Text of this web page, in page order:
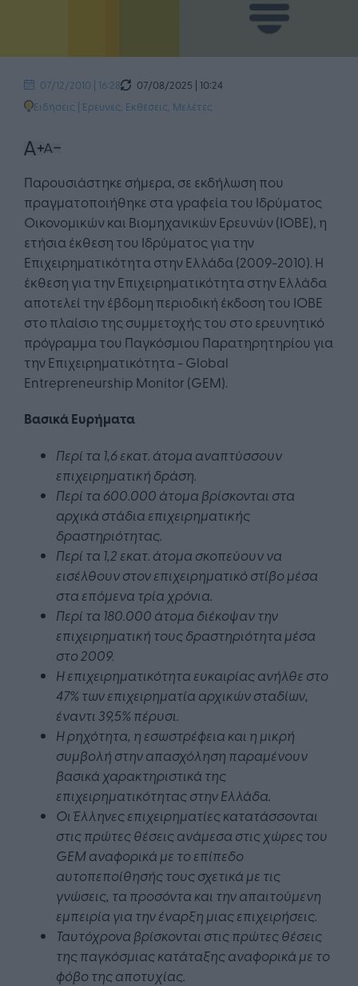
07/12/2010 | 16:28
07/08/2025 | 10:24
Ειδήσεις |Έρευνες, Εκθέσεις, Μελέτες
Παρουσιάστηκε σήμερα, σε εκδήλωση που
πραγματοποιήθηκε στα γραφεία του Ιδρύματος
Οικονομικών και Βιομηχανικών Ερευνών (ΙΟΒΕ), η
ετήσια έκθεση του Ιδρύματος για την
Επιχειρηματικότητα στην Ελλάδα (2009-2010). Η
έκθεση για την Επιχειρηματικότητα στην Ελλάδα
αποτελεί την έβδομη περιοδική έκδοση του ΙΟΒΕ
στο πλαίσιο της συμμετοχής του στο ερευνητικό
πρόγραμμα του Παγκόσμιου Παρατηρητηρίου για
την Επιχειρηματικότητα - Global
Entrepreneurship Monitor (GEM).
Βασικά Ευρήματα
Περί τα 1,6 εκατ. άτομα αναπτύσσουν
επιχειρηματική δράση.
Περί τα 600.000 άτομα βρίσκονται στα
αρχικά στάδια επιχειρηματικής
δραστηριότητας.
Περί τα 1,2 εκατ. άτομα σκοπεύουν να
εισέλθουν στον επιχειρηματικό στίβο μέσα
στα επόμενα τρία χρόνια.
Περί τα 180.000 άτομα διέκοψαν την
επιχειρηματική τους δραστηριότητα μέσα
στο 2009.
Η επιχειρηματικότητα ευκαιρίας ανήλθε στο
47% των επιχειρηματία αρχικών σταδίων,
έναντι 39,5% πέρυσι.
Η ρηχότητα, η εσωστρέφεια και η μικρή
συμβολή στην απασχόληση παραμένουν
βασικά χαρακτηριστικά της
επιχειρηματικότητας στην Ελλάδα.
Oι Έλληνες επιχειρηματίες κατατάσσονται
στις πρώτες θέσεις ανάμεσα στις χώρες του
GEM αναφορικά με το επίπεδο
αυτοπεποίθησής τους σχετικά με τις
γνώσεις, τα προσόντα και την απαιτούμενη
εμπειρία για την έναρξη μιας επιχειρήσεις.
Ταυτόχρονα βρίσκονται στις πρώτες θέσεις
της παγκόσμιας κατάταξης αναφορικά με το
φόβο της αποτυχίας.